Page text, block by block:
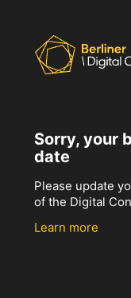
Sorry, your
date
Please update
of the Digital
Learn more